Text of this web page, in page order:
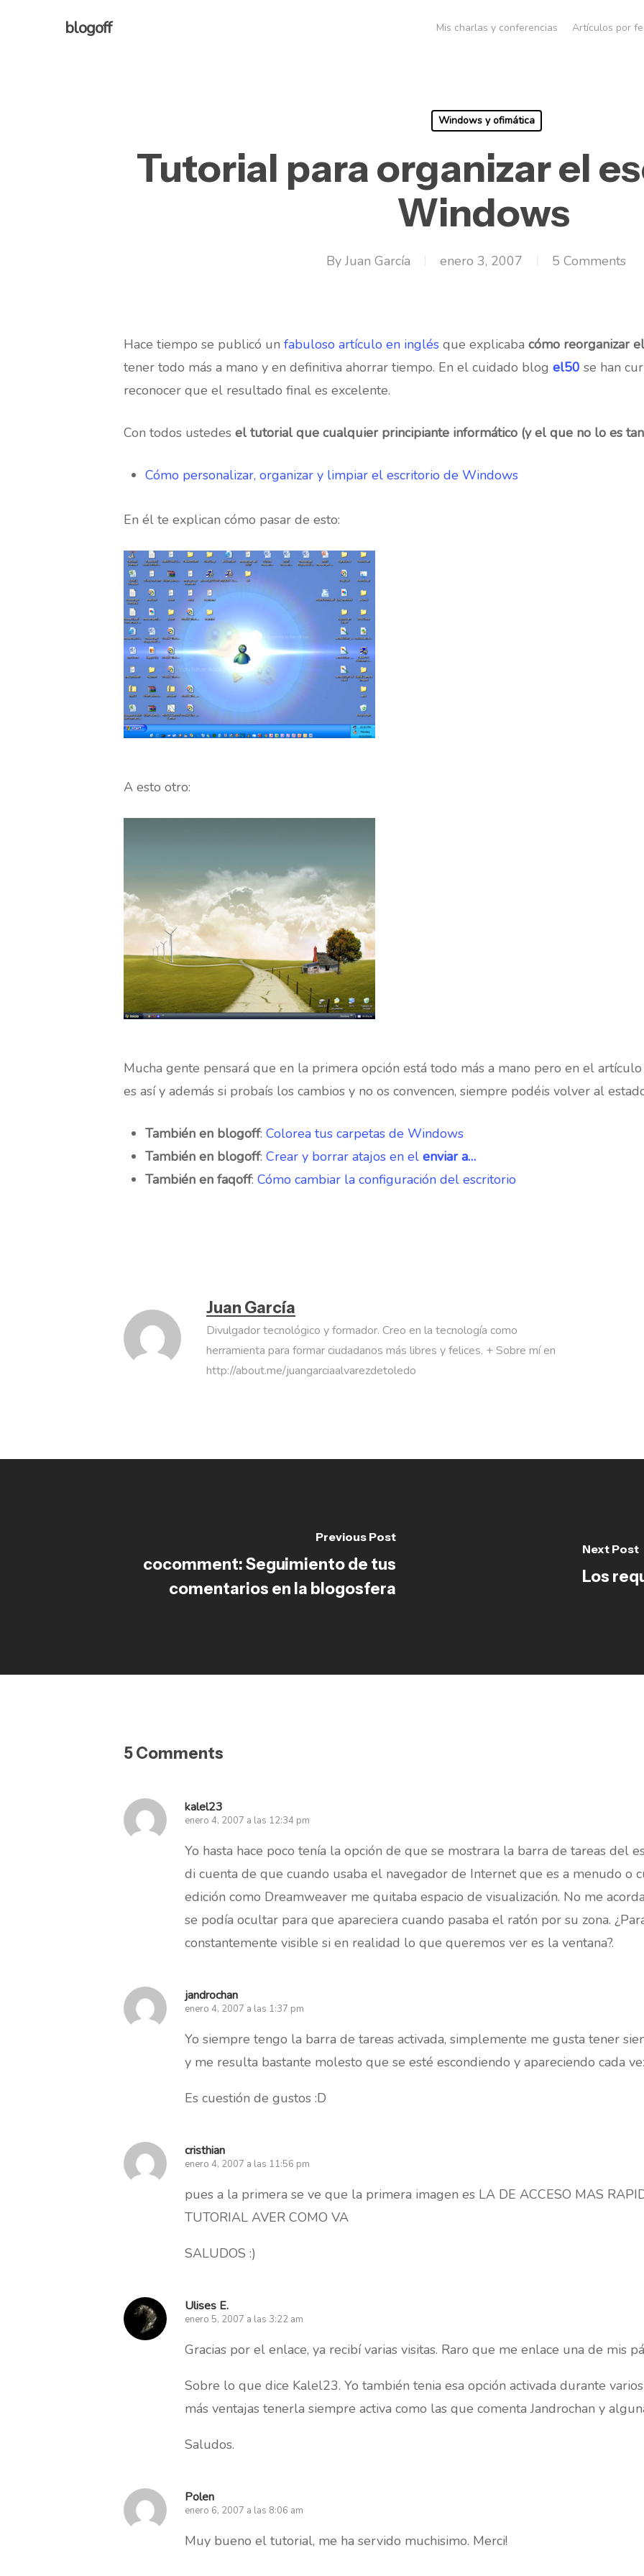
Hit enter to search or ESC to close
blogoff Mis charlas y conferencias Artículos por
Windows y ofimática
Tutorial para organizar el
Windows
By Juan García enero 3, 2007 5 Comments
Hace tiempo se publicó un fabuloso artículo en inglés que explicaba cómo reorganizar
tener todo más a mano y en definitiva ahorrar tiempo. En el cuidado blog el50 se han
reconocer que el resultado final es excelente.
Con todos ustedes el tutorial que cualquier principiante informático (y el que no lo es
Cómo personalizar, organizar y limpiar el escritorio de Windows
En él te explican cómo pasar de esto:
A esto otro:
Mucha gente pensará que en la primera opción está todo más a mano pero en el
es así y además si probaís los cambios y no os convencen, siempre podéis volver al
También en blogoff: Colorea tus carpetas de Windows
También en blogoff: Crear y borrar atajos en el enviar a…
También en faqoff: Cómo cambiar la configuración del escritorio
Juan García
Divulgador tecnológico y formador. Creo en la tecnología como
herramienta para formar ciudadanos más libres y felices. + Sobre mí en
http://about.me/juangarciaalvarezdetoledo
Previous Post
cocomment: Seguimiento de tus
comentarios en la blogosfera
Next Post
Los
5 Comments
kalel23
enero 4, 2007 a las 12:34 pm
Yo hasta hace poco tenía la opción de que se mostrara la barra de tareas del
di cuenta de que cuando usaba el navegador de Internet que es a menudo o
edición como Dreamweaver me quitaba espacio de visualización. No me
se podía ocultar para que apareciera cuando pasaba el ratón por su zona.
constantemente visible si en realidad lo que queremos ver es la ventana?.
jandrochan
enero 4, 2007 a las 1:37 pm
Yo siempre tengo la barra de tareas activada, simplemente me gusta tener
y me resulta bastante molesto que se esté escondiendo y apareciendo cada
Es cuestión de gustos :D
cristhian
enero 4, 2007 a las 11:56 pm
pues a la primera se ve que la primera imagen es LA DE ACCESO MAS
TUTORIAL AVER COMO VA
SALUDOS :)
Ulises E.
enero 5, 2007 a las 3:22 am
Gracias por el enlace, ya recibí varias visitas. Raro que me enlace una de mis
Sobre lo que dice Kalel23. Yo también tenia esa opción activada durante
más ventajas tenerla siempre activa como las que comenta Jandrochan y
Saludos.
Polen
enero 6, 2007 a las 8:06 am
Muy bueno el tutorial, me ha servido muchisimo. Merci!